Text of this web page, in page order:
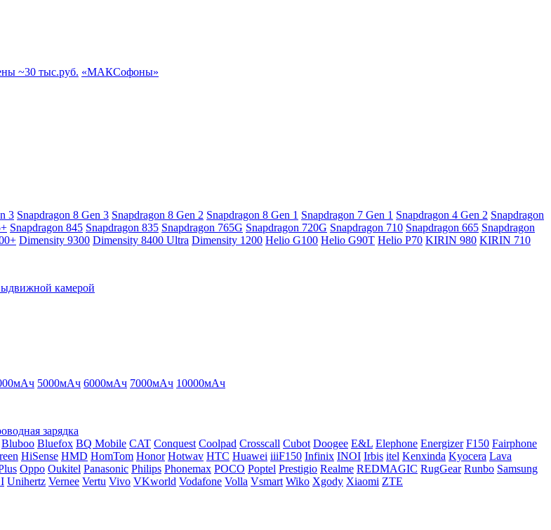
~30 тыс.руб. «МАКСофоны»
3 Snapdragon 8 Gen 3 Snapdragon 8 Gen 2 Snapdragon 8 Gen 1 Snapdragon 7 Gen 1 Snapdragon 4 Gen 2 Snapdragon
Snapdragon 845 Snapdragon 835 Snapdragon 765G Snapdragon 720G Snapdragon 710 Snapdragon 665 Snapdragon
Dimensity 9300 Dimensity 8400 Ultra Dimensity 1200 Helio G100 Helio G90T Helio P70 KIRIN 980 KIRIN 710
камерой
5000мАч 6000мАч 7000мАч 10000мАч
зарядка
Bluboo Bluefox BQ Mobile CAT Conquest Coolpad Crosscall Cubot Doogee E&L Elephone Energizer F150 Fairphone
HiSense HMD HomTom Honor Hotwav HTC Huawei iiiF150 Infinix INOI Irbis itel Kenxinda Kyocera Lava
Oppo Oukitel Panasonic Philips Phonemax POCO Poptel Prestigio Realme REDMAGIC RugGear Runbo Samsung
Unihertz Vernee Vertu Vivo VKworld Vodafone Volla Vsmart Wiko Xgody Xiaomi ZTE